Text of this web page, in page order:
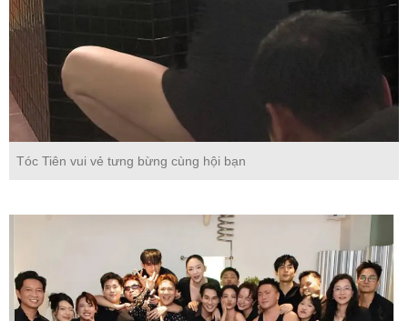
Tóc Tiên vui vẻ tưng bừng cùng hội bạn